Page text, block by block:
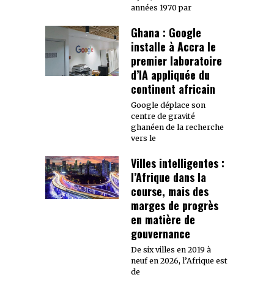
années 1970 par
Ghana : Google
installe à Accra le
premier laboratoire
d’IA appliquée du
continent africain
Google déplace son
centre de gravité
ghanéen de la recherche
vers le
Villes intelligentes :
l’Afrique dans la
course, mais des
marges de progrès
en matière de
gouvernance
De six villes en 2019 à
neuf en 2026, l’Afrique est
de